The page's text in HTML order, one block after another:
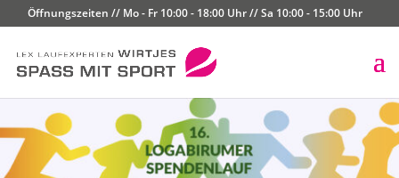
Öffnungszeiten // Mo - Fr 10:00 - 18:00 Uhr // Sa 10:00 - 15:00 Uhr